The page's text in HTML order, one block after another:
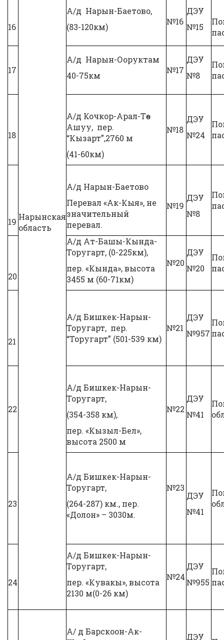
Нарынская
область
16
А/д Нарын-Баетово,
(83-120км)
№16
ДЭУ
№15
17
А/д Нарын-Ооруктам
40-75км
№17
ДЭУ
№8
18
А/д Кочкор-Арал-Төө-
Ашуу, пер.
“Кызарт”,2760 м
(41-60км)
№18
ДЭУ
№24
19
А/д Нарын-Баетово
Перевал «Ак-Кыя», не
значительный
перевал.
№19
ДЭУ
№8
20
А/д Ат-Башы-Кында-
Торугарт, (0-225км),
пер. «Кында», высота
3455 м (60-71км)
№20
ДЭУ
№20
21
А/д Бишкек-Нарын-
Торугарт, пер.
“Торугарт” (501-539 км)
№21
ДЭУ
№957
22
А/д Бишкек-Нарын-
Торугарт,
(354-358 км),
пер. «Кызыл-Бел»,
высота 2500 м
№22
ДЭУ
№41
23
А/д Бишкек-Нарын-
Торугарт,
(264-287) км., пер.
«Долон» – 3030м.
№23
ДЭУ
№41
24
А/д Бишкек-Нарын-
Торугарт,
пер. «Кувакы», высота
2130 м(0-26 км)
№24
ДЭУ
№955
А/ д Барскоон-Ак-
ДЭУ